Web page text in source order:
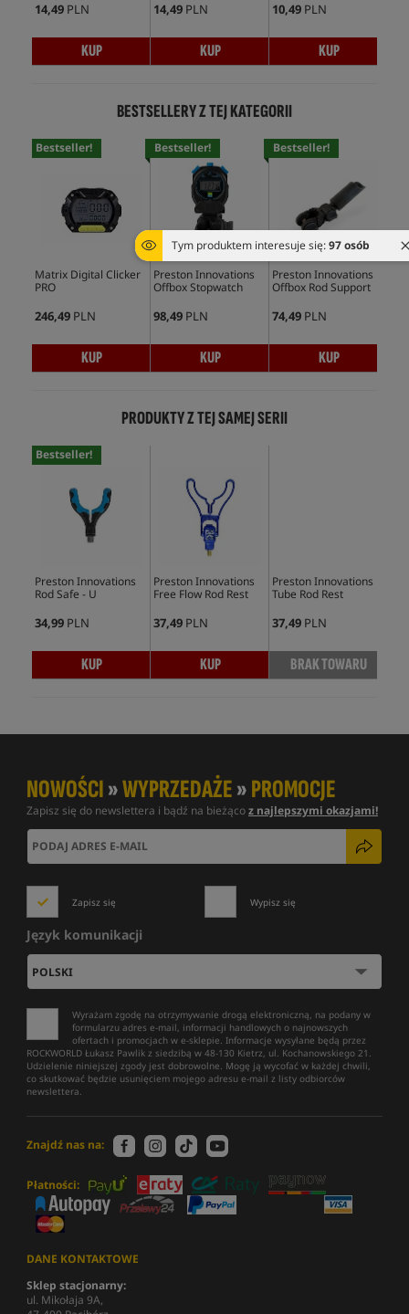
Tym produktem interesuje się:97 osób
14,49 PLN
KUP
14,49 PLN
KUP
10,49 PLN
KUP
BESTSELLERY Z TEJ KATEGORII
Bestseller!
Matrix Digital Clicker
PRO
246,49 PLN
KUP
Bestseller!
Preston Innovations
Offbox Stopwatch
98,49 PLN
KUP
Bestseller!
Preston Innovations
Offbox Rod Support
74,49 PLN
KUP
PRODUKTY Z TEJ SAMEJ SERII
Bestseller!
Preston Innovations
Rod Safe - U
34,99 PLN
KUP
Preston Innovations
Free Flow Rod Rest
37,49 PLN
KUP
Preston Innovations
Tube Rod Rest
37,49 PLN
BRAK TOWARU
NOWOŚCI»WYPRZEDAŻE»PROMOCJE
Zapisz się do newslettera i bądź na bieżącoz najlepszymi okazjami!
Zapisz się Wypisz się
Język komunikacji
Wyrażam zgodę na otrzymywanie drogą elektroniczną, na podany w
formularzu adres e-mail, informacji handlowych o najnowszych
ofertach i promocjach w e-sklepie. Informacje wysyłane będą przez
ROCKWORLD Łukasz Pawlik z siedzibą w 48-130 Kietrz, ul. Kochanowskiego 21.
Udzielenie niniejszej zgody jest dobrowolne. Mogę ją wycofać w każdej chwili,
co skutkować będzie usunięciem mojego adresu e-mail z listy odbiorców
newslettera.
Znajdź nas na:
Płatności:
DANE KONTAKTOWE
Sklep stacjonarny:
ul. Mikołaja 9A,